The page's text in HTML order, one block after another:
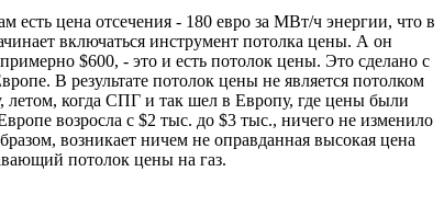
есть цена отсечения - 180 евро за МВт/ч энергии, что в
включаться инструмент потолка цены. А он
$600, - это и есть потолок цены. Это сделано с
В результате потолок цены не является потолком
летом, когда СПГ и так шел в Европу, где цены были
возросла с $2 тыс. до $3 тыс., ничего не изменило
возникает ничем не оправданная высокая цена
плавающий потолок цены на газ.